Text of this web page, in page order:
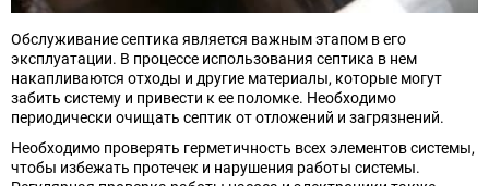
Обслуживание септика является важным этапом в его
эксплуатации. В процессе использования септика в нем
накапливаются отходы и другие материалы, которые могут
забить систему и привести к ее поломке. Необходимо
периодически очищать септик от отложений и загрязнений.
Необходимо проверять герметичность всех элементов системы,
чтобы избежать протечек и нарушения работы системы.